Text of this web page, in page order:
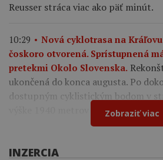
Reusser stráca viac ako päť minút.
10:29
Nová cyklotrasa na
čoskoro otvorená. Sprístupnená
pretekmi Okolo Slovenska.
ukončená do konca augusta. Po
dostupným cyklistickým bodom v
výške 1940 metrov nad morom.
Zobraziť viac
INZERCIA